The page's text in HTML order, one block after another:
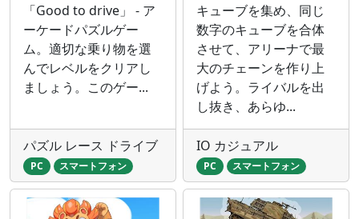
「Good to drive」 - ア
ーケードパズルゲー
ム。適切な乗り物を選
んでレベルをクリアし
ましょう。このゲー...
パズル レース ドライブ
PC スマートフォン
キューブを集め、同じ
数字のキューブを合体
させて、アリーナで最
大のチェーンを作り上
げよう。ライバルを出
し抜き、あらゆ...
IO カジュアル
PC スマートフォン